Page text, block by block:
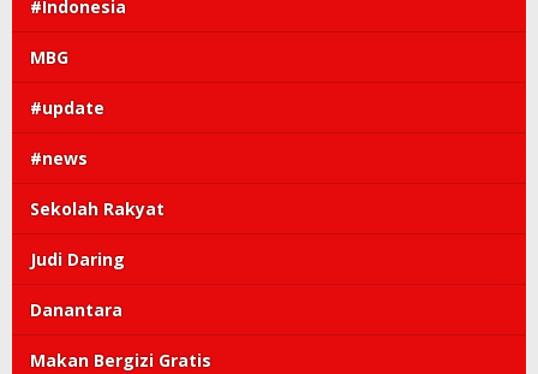
#Indonesia
MBG
#update
#news
Sekolah Rakyat
Judi Daring
Danantara
Makan Bergizi Gratis